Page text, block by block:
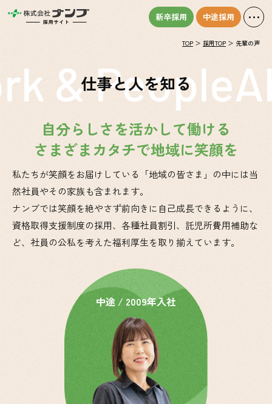
新卒採用 中途採用
TOP 採用TOP 先輩の声
仕事と人を知る
People
自分らしさを活かして働ける
さまざまカタチで地域に笑顔を
私たちが笑顔をお届けしている「地域の皆さま」の中には当
然社員やその家族も含まれます。
ナンブでは笑顔を絶やさず前向きに自己成長できるように、
資格取得支援制度の採用、各種社員割引、託児所費用補助な
ど、 社員の公私を考えた福利厚生を取り揃えています。
中途 / 2009年入社